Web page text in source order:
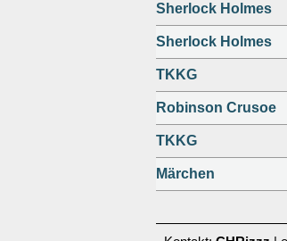
Sherlock Holmes
Sherlock Holmes
TKKG
Robinson Crusoe
TKKG
Märchen